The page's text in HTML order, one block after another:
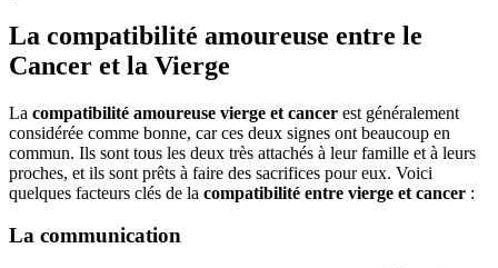
La compatibilité amoureuse entre le
Cancer et la Vierge
La compatibilité amoureuse vierge et cancer est généralement
considérée comme bonne, car ces deux signes ont beaucoup en
commun. Ils sont tous les deux très attachés à leur famille et à leurs
proches, et ils sont prêts à faire des sacrifices pour eux. Voici
quelques facteurs clés de la compatibilité entre vierge et cancer :
La communication